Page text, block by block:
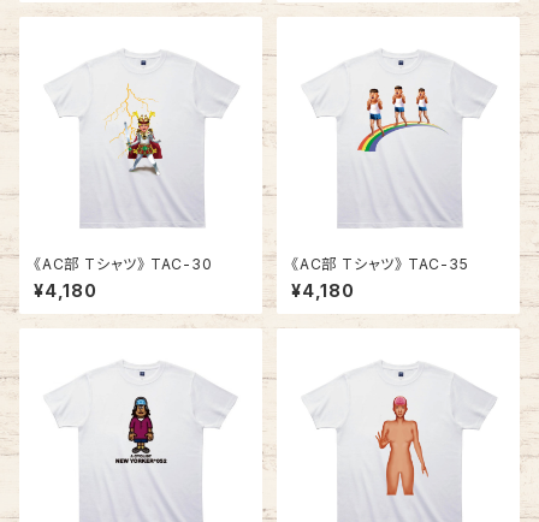
《AC部 Tシャツ》 TAC-30
¥4,180
《AC部 Tシャツ》 TAC-35
¥4,180